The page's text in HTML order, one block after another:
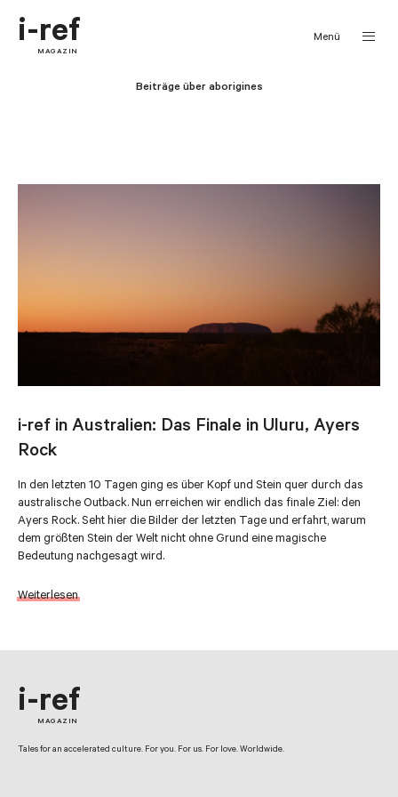
i-ref
MAGAZIN
Menü
Beiträge über aborigines
i-ref in Australien: Das Finale in Uluru, Ayers
Rock
In den letzten 10 Tagen ging es über Kopf und Stein quer durch das
australische Outback. Nun erreichen wir endlich das finale Ziel: den
Ayers Rock. Seht hier die Bilder der letzten Tage und erfahrt, warum
dem größten Stein der Welt nicht ohne Grund eine magische
Bedeutung nachgesagt wird.
Weiterlesen
i-ref
MAGAZIN
Tales for an accelerated culture. For you. For us. For love. Worldwide.